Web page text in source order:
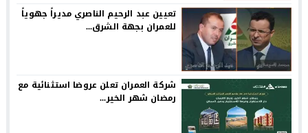
تعيين عبد الرحيم الناصري مديراً جهوياً
للعمران بجهة الشرق...
شركة العمران تعلن عروضا استثنائية مع
رمضان شهر الخير...